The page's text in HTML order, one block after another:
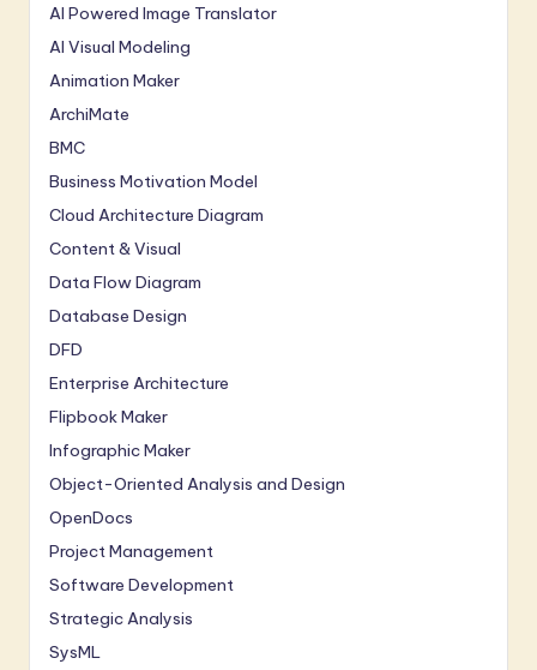
AI Powered Image Translator
AI Visual Modeling
Animation Maker
ArchiMate
BMC
Business Motivation Model
Cloud Architecture Diagram
Content & Visual
Data Flow Diagram
Database Design
DFD
Enterprise Architecture
Flipbook Maker
Infographic Maker
Object-Oriented Analysis and Design
OpenDocs
Project Management
Software Development
Strategic Analysis
SysML